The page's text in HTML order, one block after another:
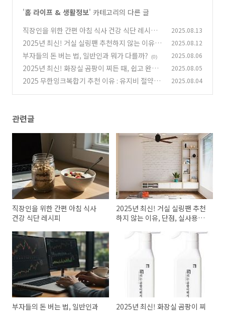
'홈 라이프 & 생활정보' 카테고리의 다른 글
직장인을 위한 간편 아침 식사 건강 식단 레시피
(0)
2025.08.13
2025년 최신! 거실 실링팬 추천하지 않는 이유,
단점, 실사용자 후기 총정리
(0)
2025.08.12
부자들의 돈 버는 법, 일반인과 뭐가 다를까? (0) 2025.08.06
2025년 최신! 화장실 곰팡이 찌든 때, 쉽고 완벽
하게 제거하는 비법 대공개
(0)
2025.08.05
2025 무한잉크복합기 추천 이유 : 유지비 절약과
2025.08.04
관련글
직장인을 위한 간편 아침 식사
건강 식단 레시피
2025년 최신! 거실 실링팬 추천
하지 않는 이유, 단점, 실사용자
부자들의 돈 버는 법, 일반인과
2025년 최신! 화장실 곰팡이 찌